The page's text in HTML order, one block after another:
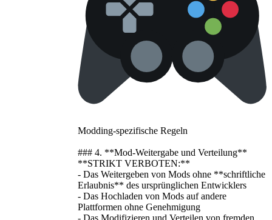
Modding-spezifische Regeln
### 4. **Mod-Weitergabe und Verteilung**
**STRIKT VERBOTEN:**
- Das Weitergeben von Mods ohne **schriftliche
Erlaubnis** des ursprünglichen Entwicklers
- Das Hochladen von Mods auf andere
Plattformen ohne Genehmigung